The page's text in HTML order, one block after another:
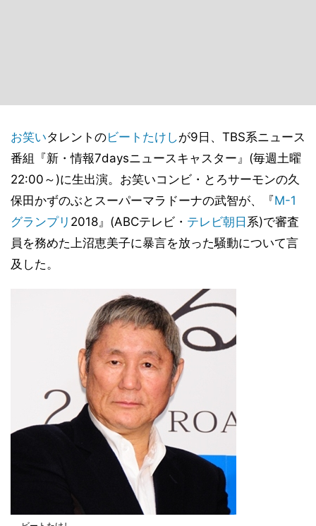
お笑いタレントのビートたけしが9日、TBS系ニュース
番組『新・情報7daysニュースキャスター』(毎週土曜
22:00～)に生出演。お笑いコンビ・とろサーモンの久
保田かずのぶとスーパーマラドーナの武智が、『M-1
グランプリ 2018』(ABCテレビ・ テレビ朝日 系)で審査
員を務めた上沼恵美子に暴言を放った騒動について言
及した。